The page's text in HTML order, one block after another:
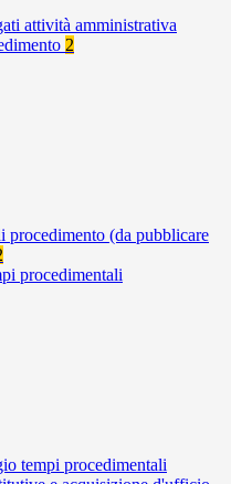
attività amministrativa
2
procedimento (da pubblicare
procedimentali
tempi procedimentali